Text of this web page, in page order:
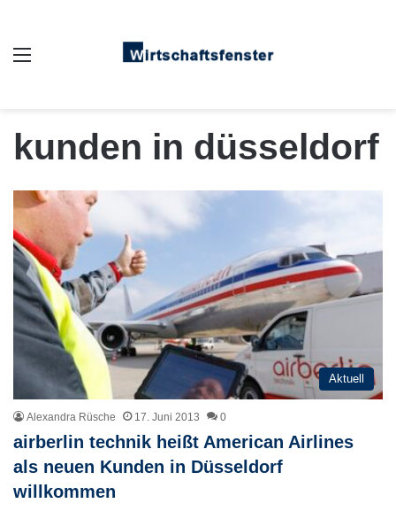
kunden in düsseldorf
Aktuell
Alexandra Rüsche 17. Juni 2013 0
airberlin technik heißt American Airlines
als neuen Kunden in Düsseldorf
willkommen